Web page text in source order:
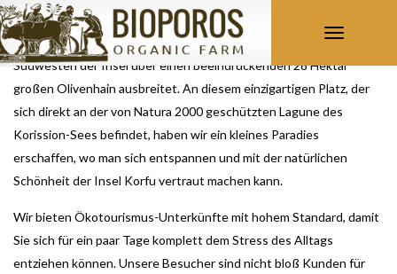
Toggle
Bioporos Organic Farm ist eine biologische Farm, die sich im
Südwesten der Insel über einen beeindruckenden 28 Hektar
großen Olivenhain ausbreitet. An diesem einzigartigen Platz, der
sich direkt an der von Natura 2000 geschützten Lagune des
Korission-Sees befindet, haben wir ein kleines Paradies
erschaffen, wo man sich entspannen und mit der natürlichen
Schönheit der Insel Korfu vertraut machen kann.
Wir bieten Ökotourismus-Unterkünfte mit hohem Standard, damit
Sie sich für ein paar Tage komplett dem Stress des Alltags
entziehen können. Unsere Besucher sind nicht bloß Kunden für